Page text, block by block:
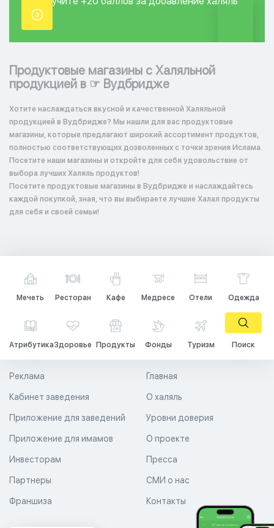
точки.
Продуктовые магазины с Халяльной
продукцией в ☞ Вудбридже
Хотите наслаждаться вкусной и качественной Халяльной
продукцией в Вудбридже? Мы нашли для вас продуктовые
магазины, которые предлагают широкий ассортимент продуктов,
полностью соответствующих дозволенных с точки зрения Ислама.
Посетите наши магазины и откройте для себя удовольствие от
выбора лучших Халяль продуктов!
Посетите продуктовые магазины в Вудбридже и наслаждайтесь
каждой покупкой, зная, что вы выбираете лучшие Халал продукты
для себя и своей семьи!
Мечеть Ресторан Кафе Медресе Отели Одежда
АтрибутикаЗдоровье Продукты Фонды Туризм Поиск
Главная
О халяль
Уровни доверия
Реклама
Кабинет заведения
Приложение для заведений
Приложение для имамов О проекте
Пресса
СМИ о нас
Контакты
Инвесторам
Партнеры
Франшиза